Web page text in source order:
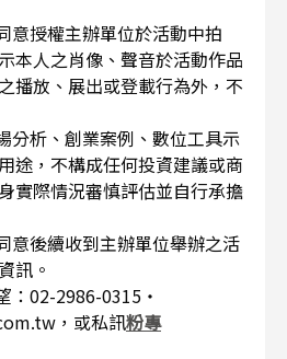
意授權主辦單位於活動中拍
本人之肖像、聲音於活動作品
播放、展出或登載行為外，不
分析、創業案例、數位工具示
途，不構成任何投資建議或商
實際情況審慎評估並自行承擔
意後續收到主辦單位舉辦之活
訊。
：02-2986-0315・
，或私訊粉專